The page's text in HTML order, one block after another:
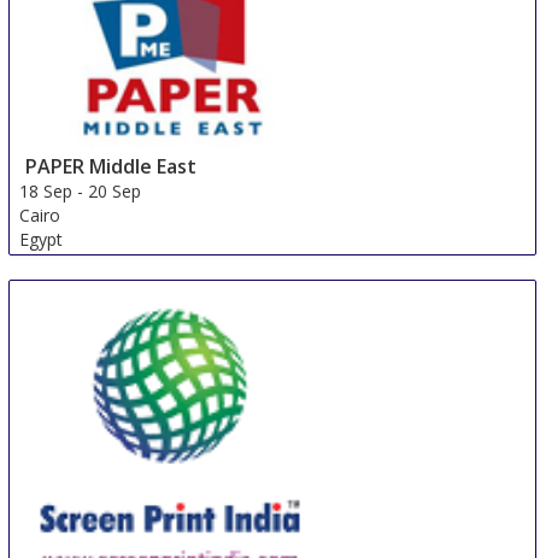
PAPER Middle East
18 Sep - 20 Sep
Cairo
Egypt